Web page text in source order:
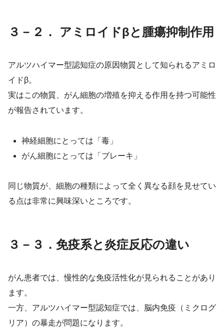
３－２． アミロイドβと腫瘍抑制作用
アルツハイマー型認知症の原因物質として知られるアミロ
イドβ。
実はこの物質、がん細胞の増殖を抑える作用を持つ可能性
が報告されています。
神経細胞にとっては「毒」
がん細胞にとっては「ブレーキ」
同じ物質が、細胞の種類によって全く異なる顔を見せてい
る点は非常に興味深いところです。
３－３．免疫系と炎症反応の違い
がん患者では、慢性的な免疫活性化が見られることがあり
ます。
一方、アルツハイマー型認知症では、脳内免疫（ミクログ
リア）の暴走が問題になります。